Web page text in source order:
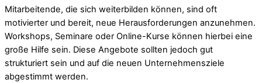
Mitarbeitende, die sich weiterbilden können, sind oft
motivierter und bereit, neue Herausforderungen anzunehmen.
Workshops, Seminare oder Online-Kurse können hierbei eine
große Hilfe sein. Diese Angebote sollten jedoch gut
strukturiert sein und auf die neuen Unternehmensziele
abgestimmt werden.